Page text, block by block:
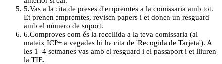
5.Vas a la cita de preses d'empremtes a la comissaria amb tot.
Et prenen empremtes, revisen papers i et donen un resguard
amb el número de suport.
6.Comproves com és la recollida a la teva comissaria (al
mateix ICP+ a vegades hi ha cita de 'Recogida de Tarjeta'). A
les 1–4 setmanes vas amb el resguard i el passaport i et lliuren
la TIE.